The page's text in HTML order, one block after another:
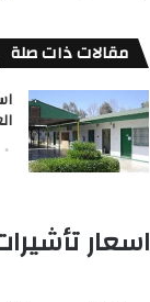
مقالات ذات صلة
اسعار